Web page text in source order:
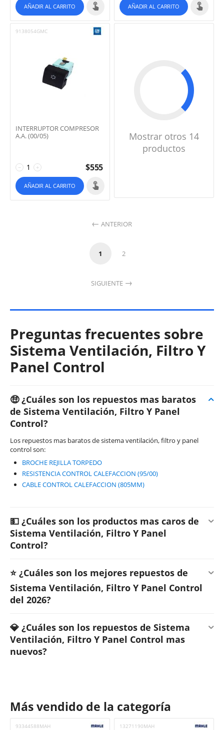
AÑADIR AL CARRITO AÑADIR AL CARRITO
9138054GMC
INTERRUPTOR COMPRESOR
A.A. (00/05)
+
− $555
AÑADIR AL CARRITO
Mostrar otros 14
productos
ANTERIOR
1 2
SIGUIENTE
Preguntas frecuentes sobre
Sistema Ventilación, Filtro Y
Panel Control
🤑 ¿Cuáles son los repuestos mas baratos
de Sistema Ventilación, Filtro Y Panel
Control?
Los repuestos mas baratos de sistema ventilación, filtro y panel
control son:
BROCHE REJILLA TORPEDO
RESISTENCIA CONTROL CALEFACCION (95/00)
CABLE CONTROL CALEFACCION (805MM)
💵 ¿Cuáles son los productos mas caros de
Sistema Ventilación, Filtro Y Panel
Control?
⭐ ¿Cuáles son los mejores repuestos de
Sistema Ventilación, Filtro Y Panel Control
del 2026?
💎 ¿Cuáles son los repuestos de Sistema
Ventilación, Filtro Y Panel Control mas
nuevos?
Más vendido de la categoría
93344588MAH 13271190MAH